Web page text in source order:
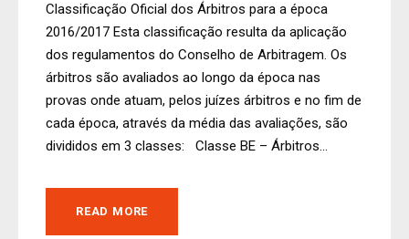
Classificação Oficial dos Árbitros para a época
2016/2017 Esta classificação resulta da aplicação
dos regulamentos do Conselho de Arbitragem. Os
árbitros são avaliados ao longo da época nas
provas onde atuam, pelos juízes árbitros e no fim de
cada época, através da média das avaliações, são
divididos em 3 classes: Classe BE – Árbitros...
READ MORE